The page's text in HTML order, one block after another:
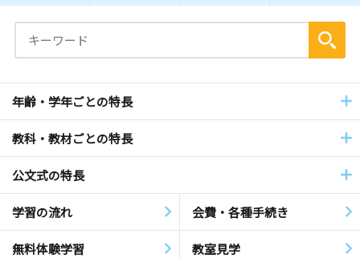
年齢・学年ごとの特長
教科・教材ごとの特長
公文式の特長
学習の流れ 会費・各種手続き
無料体験学習 教室見学